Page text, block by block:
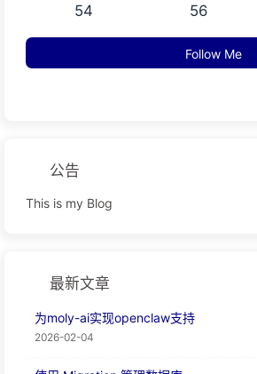
54 56
Follow Me
公告
This is my Blog
最新文章
为moly-ai实现openclaw支持
2026-02-04